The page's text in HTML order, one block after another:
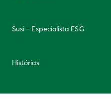
Susi - Especialista ESG
Histórias
Newsletter